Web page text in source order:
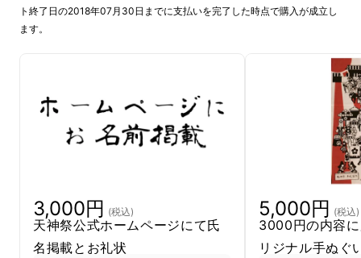
り、ここ近年では天神祭を斎行する度に毎年
1000万円の赤字で、年ごとの累積赤字が膨ら
このままでは、累積赤字の増加は明白で、神事
を執り行うことに少なからず影響が出かねませ
ん。1000年以上続いてきた「天神祭の歴史の
ト終了日の2018年07月30日までに支払いを完了した時点で購入が成立し
ます。
3,000円 (税込)
天神祭公式ホームページにて氏
名掲載とお礼状
5,000円 (税込)
3000円の内容
リジナル手ぬぐ